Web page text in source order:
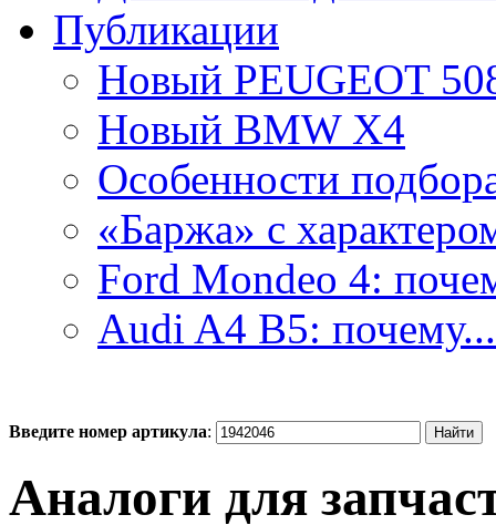
Публикации
Новый PEUGEOT
Новый BMW X4
Особенности
«Баржа» с
Ford Mondeo 4:
Audi A4 B5: почему...
Введите номер артикула:
Аналоги для